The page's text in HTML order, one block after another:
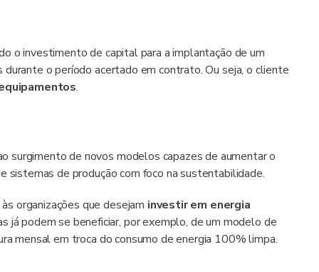
o investimento de capital para a implantação de um
o período acertado em contrato. Ou seja, o cliente
.
surgimento de novos modelos capazes de aumentar o
sistemas de produção com foco na sustentabilidade.
organizações que desejam investir em energia
já podem se beneficiar, por exemplo, de um modelo de
mensal em troca do consumo de energia 100% limpa.